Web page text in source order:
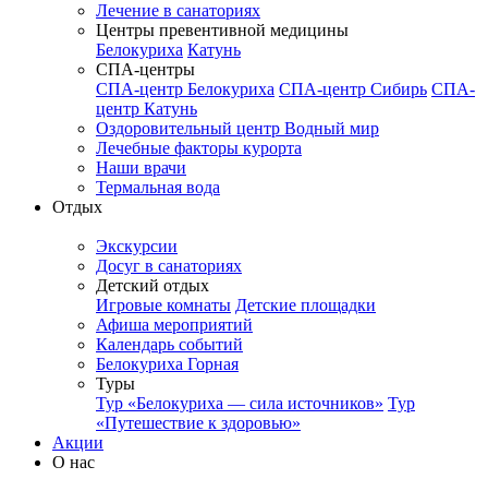
Лечение в санаториях
Центры превентивной медицины
Белокуриха Катунь
СПА-центры
СПА-центр Белокуриха СПА-центр Сибирь СПА-
центр Катунь
Оздоровительный центр Водный мир
Лечебные факторы курорта
Наши врачи
Термальная вода
Отдых
Экскурсии
Досуг в санаториях
Детский отдых
Игровые комнаты Детские площадки
Афиша мероприятий
Календарь событий
Белокуриха Горная
Туры
Тур «Белокуриха — сила источников» Тур
«Путешествие к здоровью»
Акции
О нас